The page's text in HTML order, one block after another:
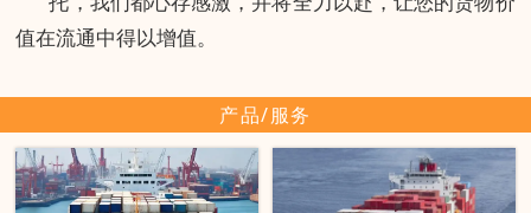
值在流通中得以增值。
产品/服务